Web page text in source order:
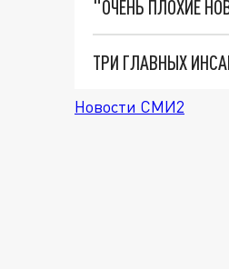
Новости СМИ2